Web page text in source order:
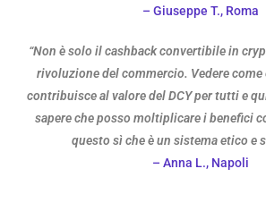
– Giuseppe T., Roma
“Non è solo il cashback convertibile in
rivoluzione del commercio. Vedere
contribuisce al valore del DCY per tutti e
sapere che posso moltiplicare i benefici
questo sì che è un sistema etico e
– Anna L., Napoli